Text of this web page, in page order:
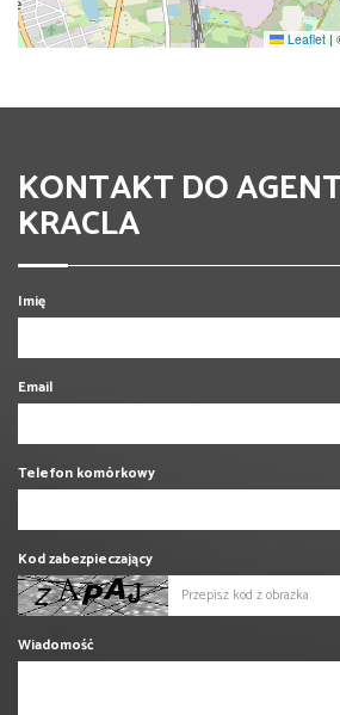
Leaflet |
KONTAKT DO
KRACLA
Imię
Email
Telefon komórkowy
Kod zabezpieczający
Wiadomość